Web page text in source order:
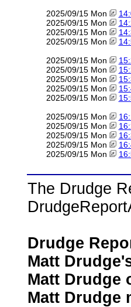
2025/09/15 Mon
2025/09/15 Mon
2025/09/15 Mon
2025/09/15 Mon
2025/09/15 Mon
2025/09/15 Mon
2025/09/15 Mon
2025/09/15 Mon
2025/09/15 Mon
2025/09/15 Mon
2025/09/15 Mon
2025/09/15 Mon
2025/09/15 Mon
2025/09/15 Mon
The Drudge
Drudge
Matt
Matt Drudge
Matt Drudge